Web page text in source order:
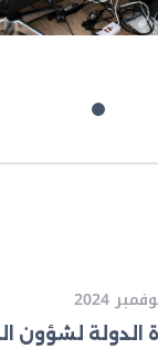
الدولة لشؤون